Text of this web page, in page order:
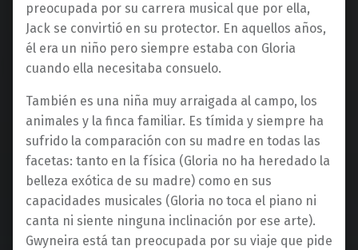
preocupada por su carrera musical que por ella,
Jack se convirtió en su protector. En aquellos años,
él era un niño pero siempre estaba con Gloria
cuando ella necesitaba consuelo.
También es una niña muy arraigada al campo, los
animales y la finca familiar. Es tímida y siempre ha
sufrido la comparación con su madre en todas las
facetas: tanto en la física (Gloria no ha heredado la
belleza exótica de su madre) como en sus
capacidades musicales (Gloria no toca el piano ni
canta ni siente ninguna inclinación por ese arte).
Gwyneira está tan preocupada por su viaje que pide